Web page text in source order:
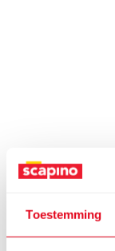
Toestemming